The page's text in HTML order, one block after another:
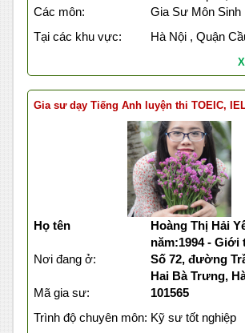
Các môn:
Gia Sư Môn Sinh
Tại các khu vực:
Hà Nội , Quận
Gia sư dạy Tiếng Anh luyện thi TOEIC,
Họ tên
Hoàng Thị Hải
năm:1994 - Giới
Nơi đang ở:
Số 72, đường
Hai Bà Trưng,
Mã gia sư:
101565
Trình độ chuyên môn: Kỹ sư tốt nghiệp